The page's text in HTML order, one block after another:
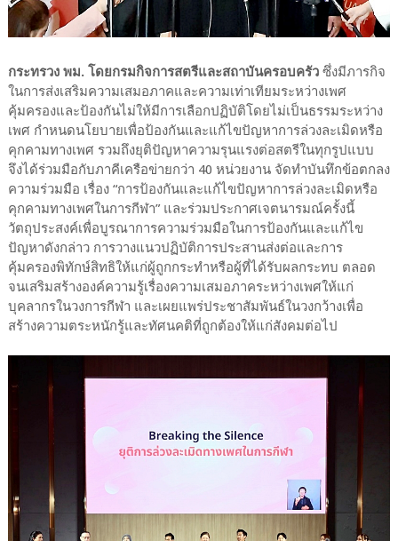
กระทรวง พม. โดยกรมกิจการสตรีและสถาบันครอบครัวซึ่งมีภารกิจ
ในการส่งเสริมความเสมอภาคและความเท่าเทียมระหว่างเพศ
คุ้มครองและป้องกันไม่ให้มีการเลือกปฏิบัติโดยไม่เป็นธรรมระหว่าง
เพศ กำหนดนโยบายเพื่อป้องกันและแก้ไขปัญหาการล่วงละเมิดหรือ
คุกคามทางเพศ รวมถึงยุติปัญหาความรุนแรงต่อสตรีในทุกรูปแบบ
จึงได้ร่วมมือกับภาคีเครือข่ายกว่า 40 หน่วยงาน จัดทำบันทึกข้อตกลง
ความร่วมมือ เรื่อง “การป้องกันและแก้ไขปัญหาการล่วงละเมิดหรือ
คุกคามทางเพศในการกีฬา” และร่วมประกาศเจตนารมณ์ครั้งนี้
วัตถุประสงค์เพื่อบูรณาการความร่วมมือในการป้องกันและแก้ไข
ปัญหาดังกล่าว การวางแนวปฏิบัติการประสานส่งต่อและการ
คุ้มครองพิทักษ์สิทธิให้แก่ผู้ถูกกระทำหรือผู้ที่ได้รับผลกระทบ ตลอด
จนเสริมสร้างองค์ความรู้เรื่องความเสมอภาคระหว่างเพศให้แก่
บุคลากรในวงการกีฬา และเผยแพร่ประชาสัมพันธ์ในวงกว้างเพื่อ
สร้างความตระหนักรู้และทัศนคติที่ถูกต้องให้แก่สังคมต่อไป